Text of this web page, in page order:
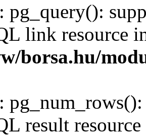
: pg_query():
link resource
borsa.hu/
:
result